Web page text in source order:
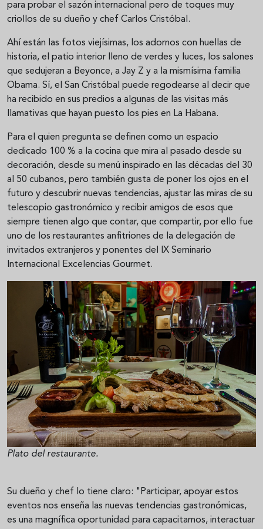
para probar el sazón internacional pero de toques muy
criollos de su dueño y chef Carlos Cristóbal.
Ahí están las fotos viejísimas, los adornos con huellas de
historia, el patio interior lleno de verdes y luces, los salones
que sedujeran a Beyonce, a Jay Z y a la mismísima familia
Obama. Sí, el San Cristóbal puede regodearse al decir que
ha recibido en sus predios a algunas de las visitas más
llamativas que hayan puesto los pies en La Habana.
Para el quien pregunta se definen como un espacio
dedicado 100 % a la cocina que mira al pasado desde su
decoración, desde su menú inspirado en las décadas del 30
al 50 cubanos, pero también gusta de poner los ojos en el
futuro y descubrir nuevas tendencias, ajustar las miras de su
telescopio gastronómico y recibir amigos de esos que
siempre tienen algo que contar, que compartir, por ello fue
uno de los restaurantes anfitriones de la delegación de
invitados extranjeros y ponentes del IX Seminario
Internacional Excelencias Gourmet.
Plato del restaurante.
Su dueño y chef lo tiene claro: "Participar, apoyar estos
eventos nos enseña las nuevas tendencias gastronómicas,
es una magnífica oportunidad para capacitarnos, interactuar